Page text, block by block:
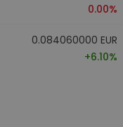
0.00%
0.084060000 EUR
+6.10%